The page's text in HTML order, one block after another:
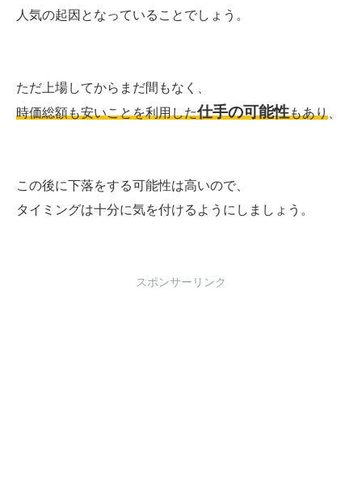
人気の起因となっていることでしょう。
ただ上場してからまだ間もなく、
時価総額も安いことを利用した仕手の可能性もあり、
この後に下落をする可能性は高いので、
タイミングは十分に気を付けるようにしましょう。
スポンサーリンク